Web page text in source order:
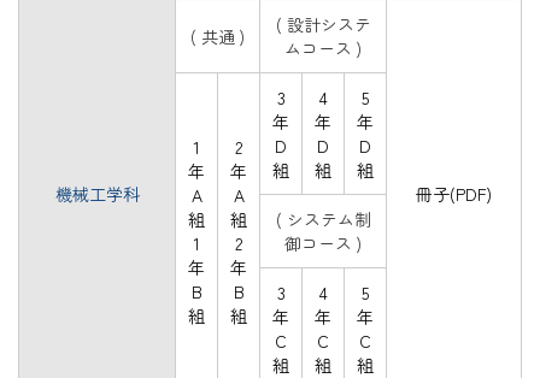
機械工学科
( 共通 )
( 設計システ
ムコース )
冊子(PDF)
1
年
A
組
1
年
B
組
2
年
A
組
2
年
B
組
3
年
D
組
4
年
D
組
5
年
D
組
( システム制
御コース )
3
年
C
組
4
年
C
組
5
年
C
組